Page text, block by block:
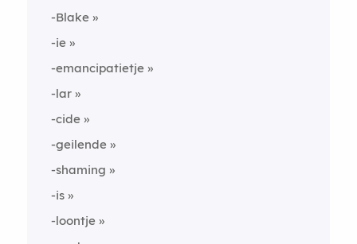
-Blake
-ie
-emancipatietje
-lar
-cide
-geilende
-shaming
-is
-loontje